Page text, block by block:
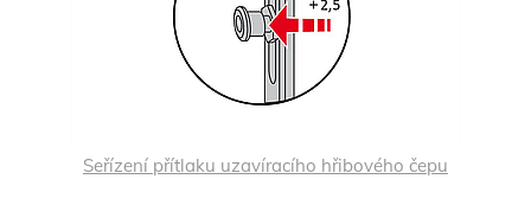
Seřízení přítlaku uzavíracího hřibového čepu